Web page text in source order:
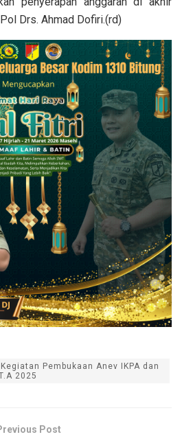
Drs. Ahmad Dofiri.(rd)
Pembukaan Anev IKPA dan
2025
Post